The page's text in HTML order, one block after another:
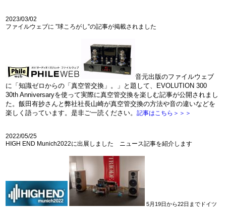
2023/03/02
ファイルウェブに ”球ころがし”の記事が掲載されました
音元出版のファイルウェブ
に「知識ゼロからの「真空管交換」。」と題して、EVOLUTION 300
30th Anniversaryを使って実際に真空管交換を楽しむ記事が公開されまし
た。飯田有抄さんと弊社社長山崎が真空管交換の方法や音の違いなどを
楽しく語っています。是非ご一読ください。記事はこちら＞＞＞
2022/05/25
HIGH END Munich2022に出展しました ニュース記事を紹介します
5月19日から22日までドイツ